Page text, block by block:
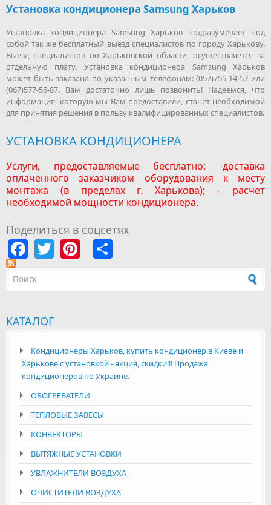
Установка кондиционера Samsung Харьков
Установка кондиционера Samsung Харьков подразумевает под
собой так же бесплатный выезд специалистов по городу Харькову.
Выезд специалистов по Харьковской области, осуществляется за
отдельную плату. Установка кондиционера Samsung Харьков
может быть заказана по указанным телефонам: (057)755-14-57 или
(067)577-55-87. Вам достаточно лишь позвонить! Надеемся, что
информация, которую мы Вам предоставили, станет необходимой
для принятия решения в пользу квалифицированных специалистов.
УСТАНОВКА КОНДИЦИОНЕРА
Услуги, предоставляемые бесплатно: -доставка
оплаченного заказчиком оборудования к месту
монтажа (в пределах г. Харькова); - расчет
необходимой мощности кондиционера.
Поделиться в соцсетях
Facebook
TwitterPinterest
Форма поиска
КАТАЛОГ
Кондиционеры Харьков, купить кондиционер в Киеве и
Харькове с установкой - акция, скидки!!! Продажа
кондиционеров по Украине.
ОБОГРЕВАТЕЛИ
ТЕПЛОВЫЕ ЗАВЕСЫ
КОНВЕКТОРЫ
ВЫТЯЖНЫЕ УСТАНОВКИ
УВЛАЖНИТЕЛИ ВОЗДУХА
ОЧИСТИТЕЛИ ВОЗДУХА